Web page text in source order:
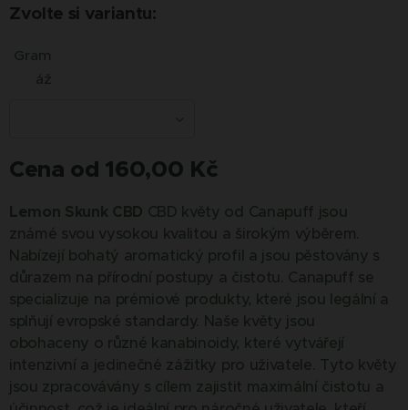
Zvolte si variantu:
Gram
áž
Cena od 160,00 Kč
Lemon Skunk CBD CBD květy od Canapuff jsou
známé svou vysokou kvalitou a širokým výběrem.
Nabízejí bohatý aromatický profil a jsou pěstovány s
důrazem na přírodní postupy a čistotu. Canapuff se
specializuje na prémiové produkty, které jsou legální a
splňují evropské standardy. Naše květy jsou
obohaceny o různé kanabinoidy, které vytvářejí
intenzivní a jedinečné zážitky pro uživatele. Tyto květy
jsou zpracovávány s cílem zajistit maximální čistotu a